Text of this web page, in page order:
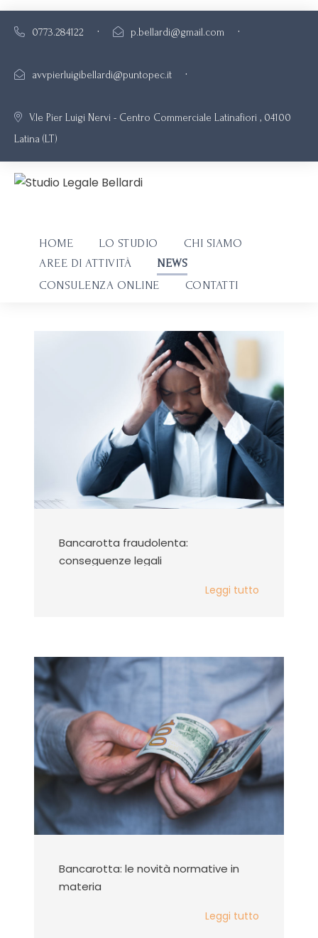
0773.284122 · p.bellardi@gmail.com ·
avvpierluigibellardi@puntopec.it ·
V.le Pier Luigi Nervi - Centro Commerciale Latinafiori , 04100
Latina (LT)
HOME LO STUDIO
CHI SIAMO
AREE DI ATTIVITÀ
NEWS
CONSULENZA ONLINE
CONTATTI
Bancarotta fraudolenta:
conseguenze legali
Leggi tutto
Bancarotta: le novità normative in
materia
Leggi tutto